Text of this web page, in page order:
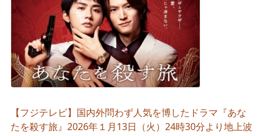
【フジテレビ】国内外問わず人気を博したドラマ『あな
たを殺す旅』2026年１月13日（火）24時30分より地上波